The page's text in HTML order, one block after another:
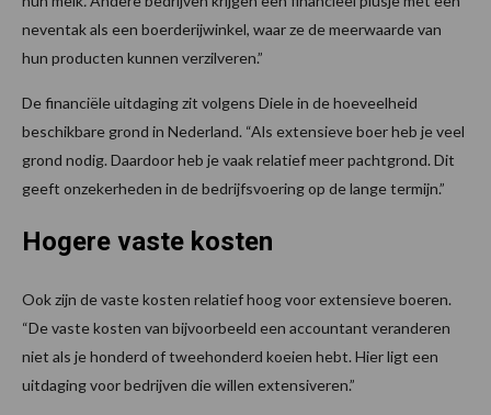
neventak als een boerderijwinkel, waar ze de meerwaarde van
hun producten kunnen verzilveren.”
De financiële uitdaging zit volgens Diele in de hoeveelheid
beschikbare grond in Nederland. “Als extensieve boer heb je veel
grond nodig. Daardoor heb je vaak relatief meer pachtgrond. Dit
geeft onzekerheden in de bedrijfsvoering op de lange termijn.”
Hogere vaste kosten
Ook zijn de vaste kosten relatief hoog voor extensieve boeren.
“De vaste kosten van bijvoorbeeld een accountant veranderen
niet als je honderd of tweehonderd koeien hebt. Hier ligt een
uitdaging voor bedrijven die willen extensiveren.”